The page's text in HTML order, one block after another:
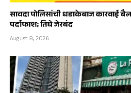
सावदा पोलिसांची धडाकेबाज कारवाई
पर्दाफाश; तिघे जेरबंद
August 8, 2026